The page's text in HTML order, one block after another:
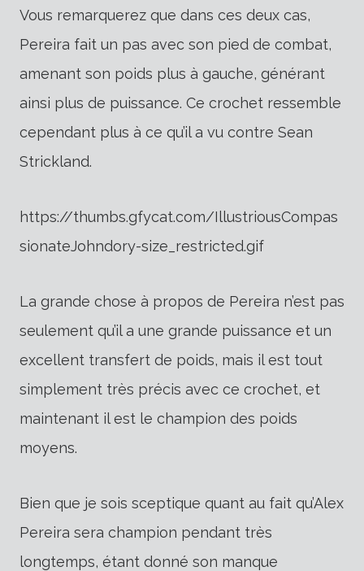
Vous remarquerez que dans ces deux cas,
Pereira fait un pas avec son pied de combat,
amenant son poids plus à gauche, générant
ainsi plus de puissance. Ce crochet ressemble
cependant plus à ce qu’il a vu contre Sean
Strickland.
https://thumbs.gfycat.com/IllustriousCompas
sionateJohndory-size_restricted.gif
La grande chose à propos de Pereira n’est pas
seulement qu’il a une grande puissance et un
excellent transfert de poids, mais il est tout
simplement très précis avec ce crochet, et
maintenant il est le champion des poids
moyens.
Bien que je sois sceptique quant au fait qu’Alex
Pereira sera champion pendant très
longtemps, étant donné son manque